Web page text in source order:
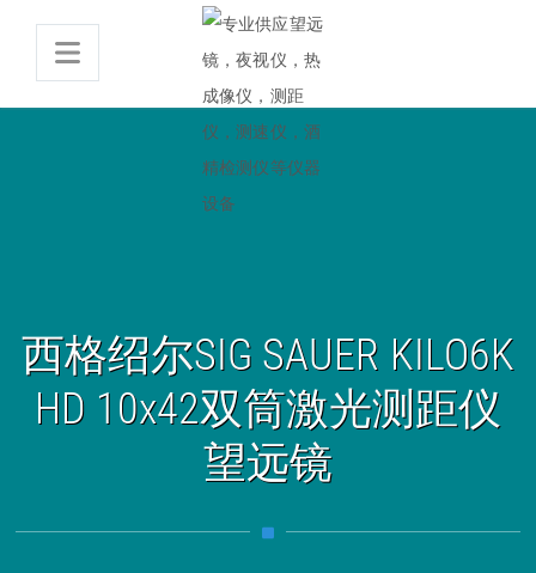
西格绍尔SIG SAUER KILO6K
HD 10x42双筒激光测距仪
望远镜